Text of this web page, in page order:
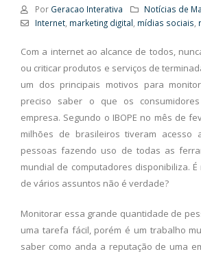
Por Geracao Interativa
Notícias de
Internet, marketing digital mídias sociais
Com a internet ao alcance de todos,
ou criticar produtos e serviços de
um dos principais motivos para
preciso saber o que os
empresa. Segundo o IBOPE no mês de
milhões de brasileiros tiveram acesso
pessoas fazendo uso de todas as
mundial de computadores disponibiliza.
de vários assuntos não é verdade?
Monitorar essa grande quantidade de
uma tarefa fácil, porém é um trabalho
saber como anda a reputação de uma